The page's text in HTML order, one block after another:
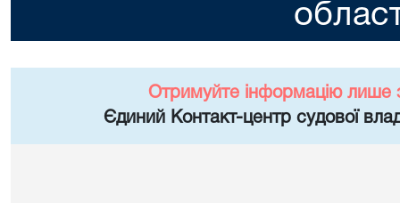
Отримуйте інформацію лише
Єдиний Контакт-центр судової